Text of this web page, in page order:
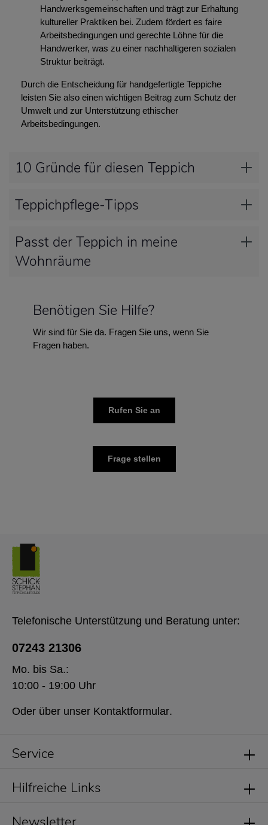
Handwerksgemeinschaften und trägt zur Erhaltung
kultureller Praktiken bei. Zudem fördert es faire
Arbeitsbedingungen und gerechte Löhne für die
Handwerker, was zu einer nachhaltigeren sozialen
Struktur beiträgt.
Durch die Entscheidung für handgefertigte Teppiche
leisten Sie also einen wichtigen Beitrag zum Schutz der
Umwelt und zur Unterstützung ethischer
Arbeitsbedingungen.
10 Gründe für diesen Teppich
Teppichpflege-Tipps
Passt der Teppich in meine
Wohnräume
Benötigen Sie Hilfe?
Wir sind für Sie da. Fragen Sie uns, wenn Sie
Fragen haben.
Rufen Sie an
Frage stellen
Service
Telefonische Unterstützung und Beratung unter:
07243 21306
Mo. bis Sa.:
10:00 - 19:00 Uhr
Oder über unser Kontaktformular.
Hilfreiche Links